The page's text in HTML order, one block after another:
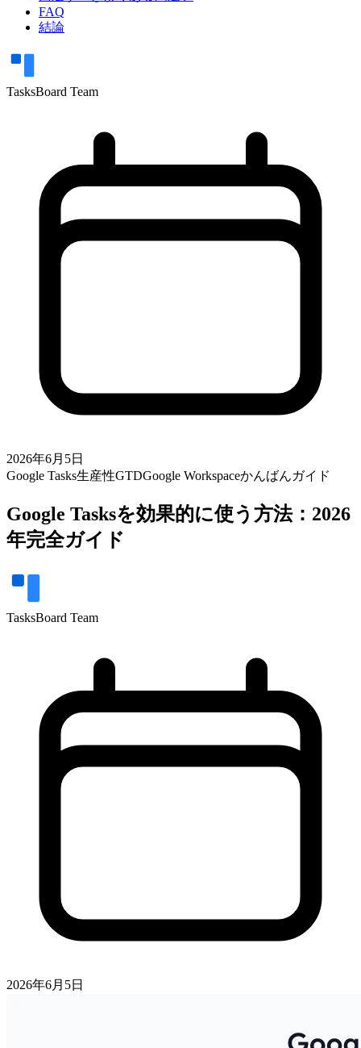
FAQ
結論
TasksBoard Team
2026年6月5日
Google Tasks生産性GTDGoogle Workspaceかんばんガイド
Google Tasksを効果的に使う方法：2026
年完全ガイド
TasksBoard Team
2026年6月5日